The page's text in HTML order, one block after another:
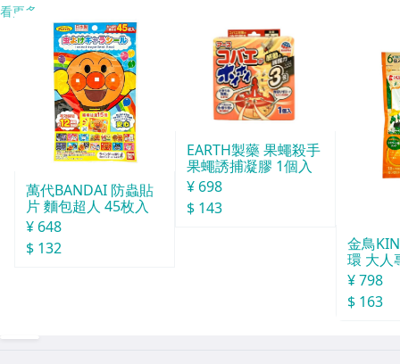
看更多
萬代BANDAI 防蟲貼
片 麵包超人 45枚入
¥ 648
$ 132
EARTH製藥 果蠅殺手
果蠅誘捕凝膠 1個入
¥ 698
$ 143
金鳥
環 大人
¥ 798
$ 163